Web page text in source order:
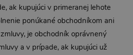
ak kupujúci v primeranej lehote
ponúkané obchodníkom ani
je obchodník oprávnený
a v prípade, ak kupujúci už